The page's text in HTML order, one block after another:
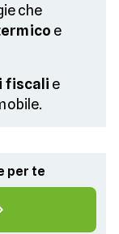
che
e
fiscali e
per te